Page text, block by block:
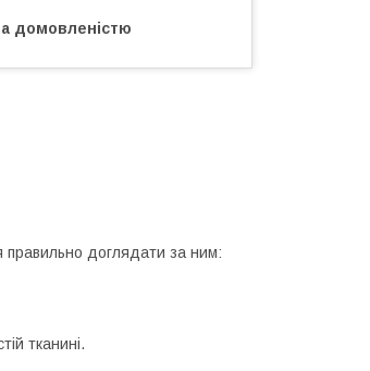
домовленістю
правильно доглядати за ним:
тканині.